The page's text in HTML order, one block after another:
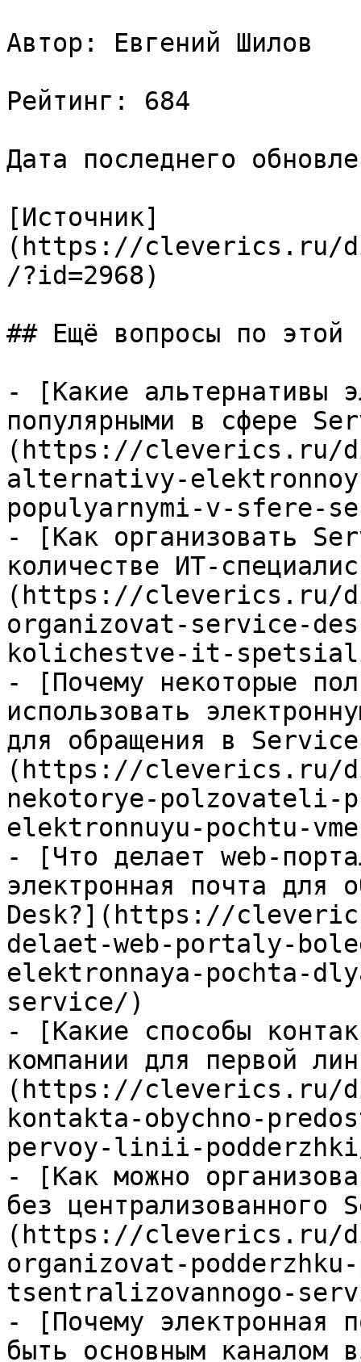
Автор: Евгений Шилов
Рейтинг: 684
Дата последнего
[Источник]
(https://cleverics.ru/
/?id=2968)
## Ещё вопросы по этой
- [Какие альтернативы
популярными в сфере
(https://cleverics.ru/
alternativy-
populyarnymi-v-sfere-
- [Как организовать
количестве ИТ-
(https://cleverics.ru/
organizovat-service-
kolichestve-it-
- [Почему некоторые
использовать
для обращения в
(https://cleverics.ru/
nekotorye-polzovateli-
elektronnuyu-pochtu-
- [Что делает web-
электронная почта для
Desk?](https://
delaet-web-portaly-
elektronnaya-pochta-
service/)
- [Какие способы
компании для первой
(https://cleverics.ru/
kontakta-obychno-
pervoy-linii-
- [Как можно
без централизованного
(https://cleverics.ru/
organizovat-
tsentralizovannogo-
- [Почему электронная
быть основным каналом